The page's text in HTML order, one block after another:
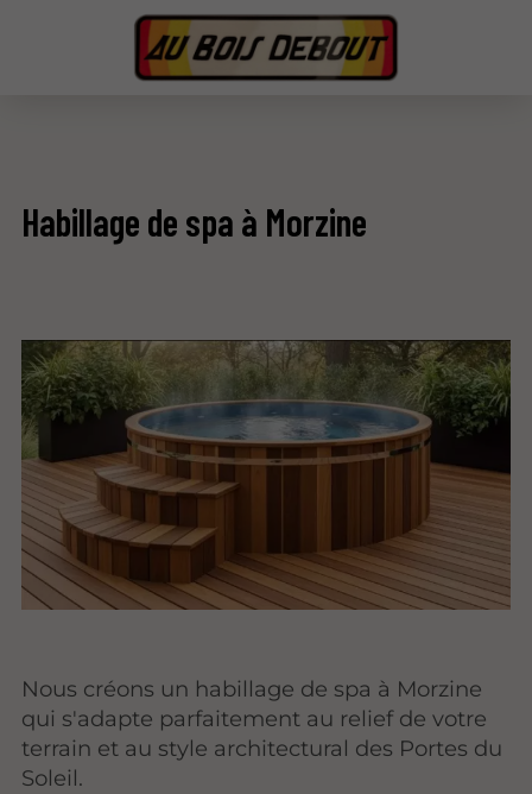
Habillage de spa à Morzine
Nous créons un habillage de spa à Morzine
qui s'adapte parfaitement au relief de votre
terrain et au style architectural des Portes du
Soleil.